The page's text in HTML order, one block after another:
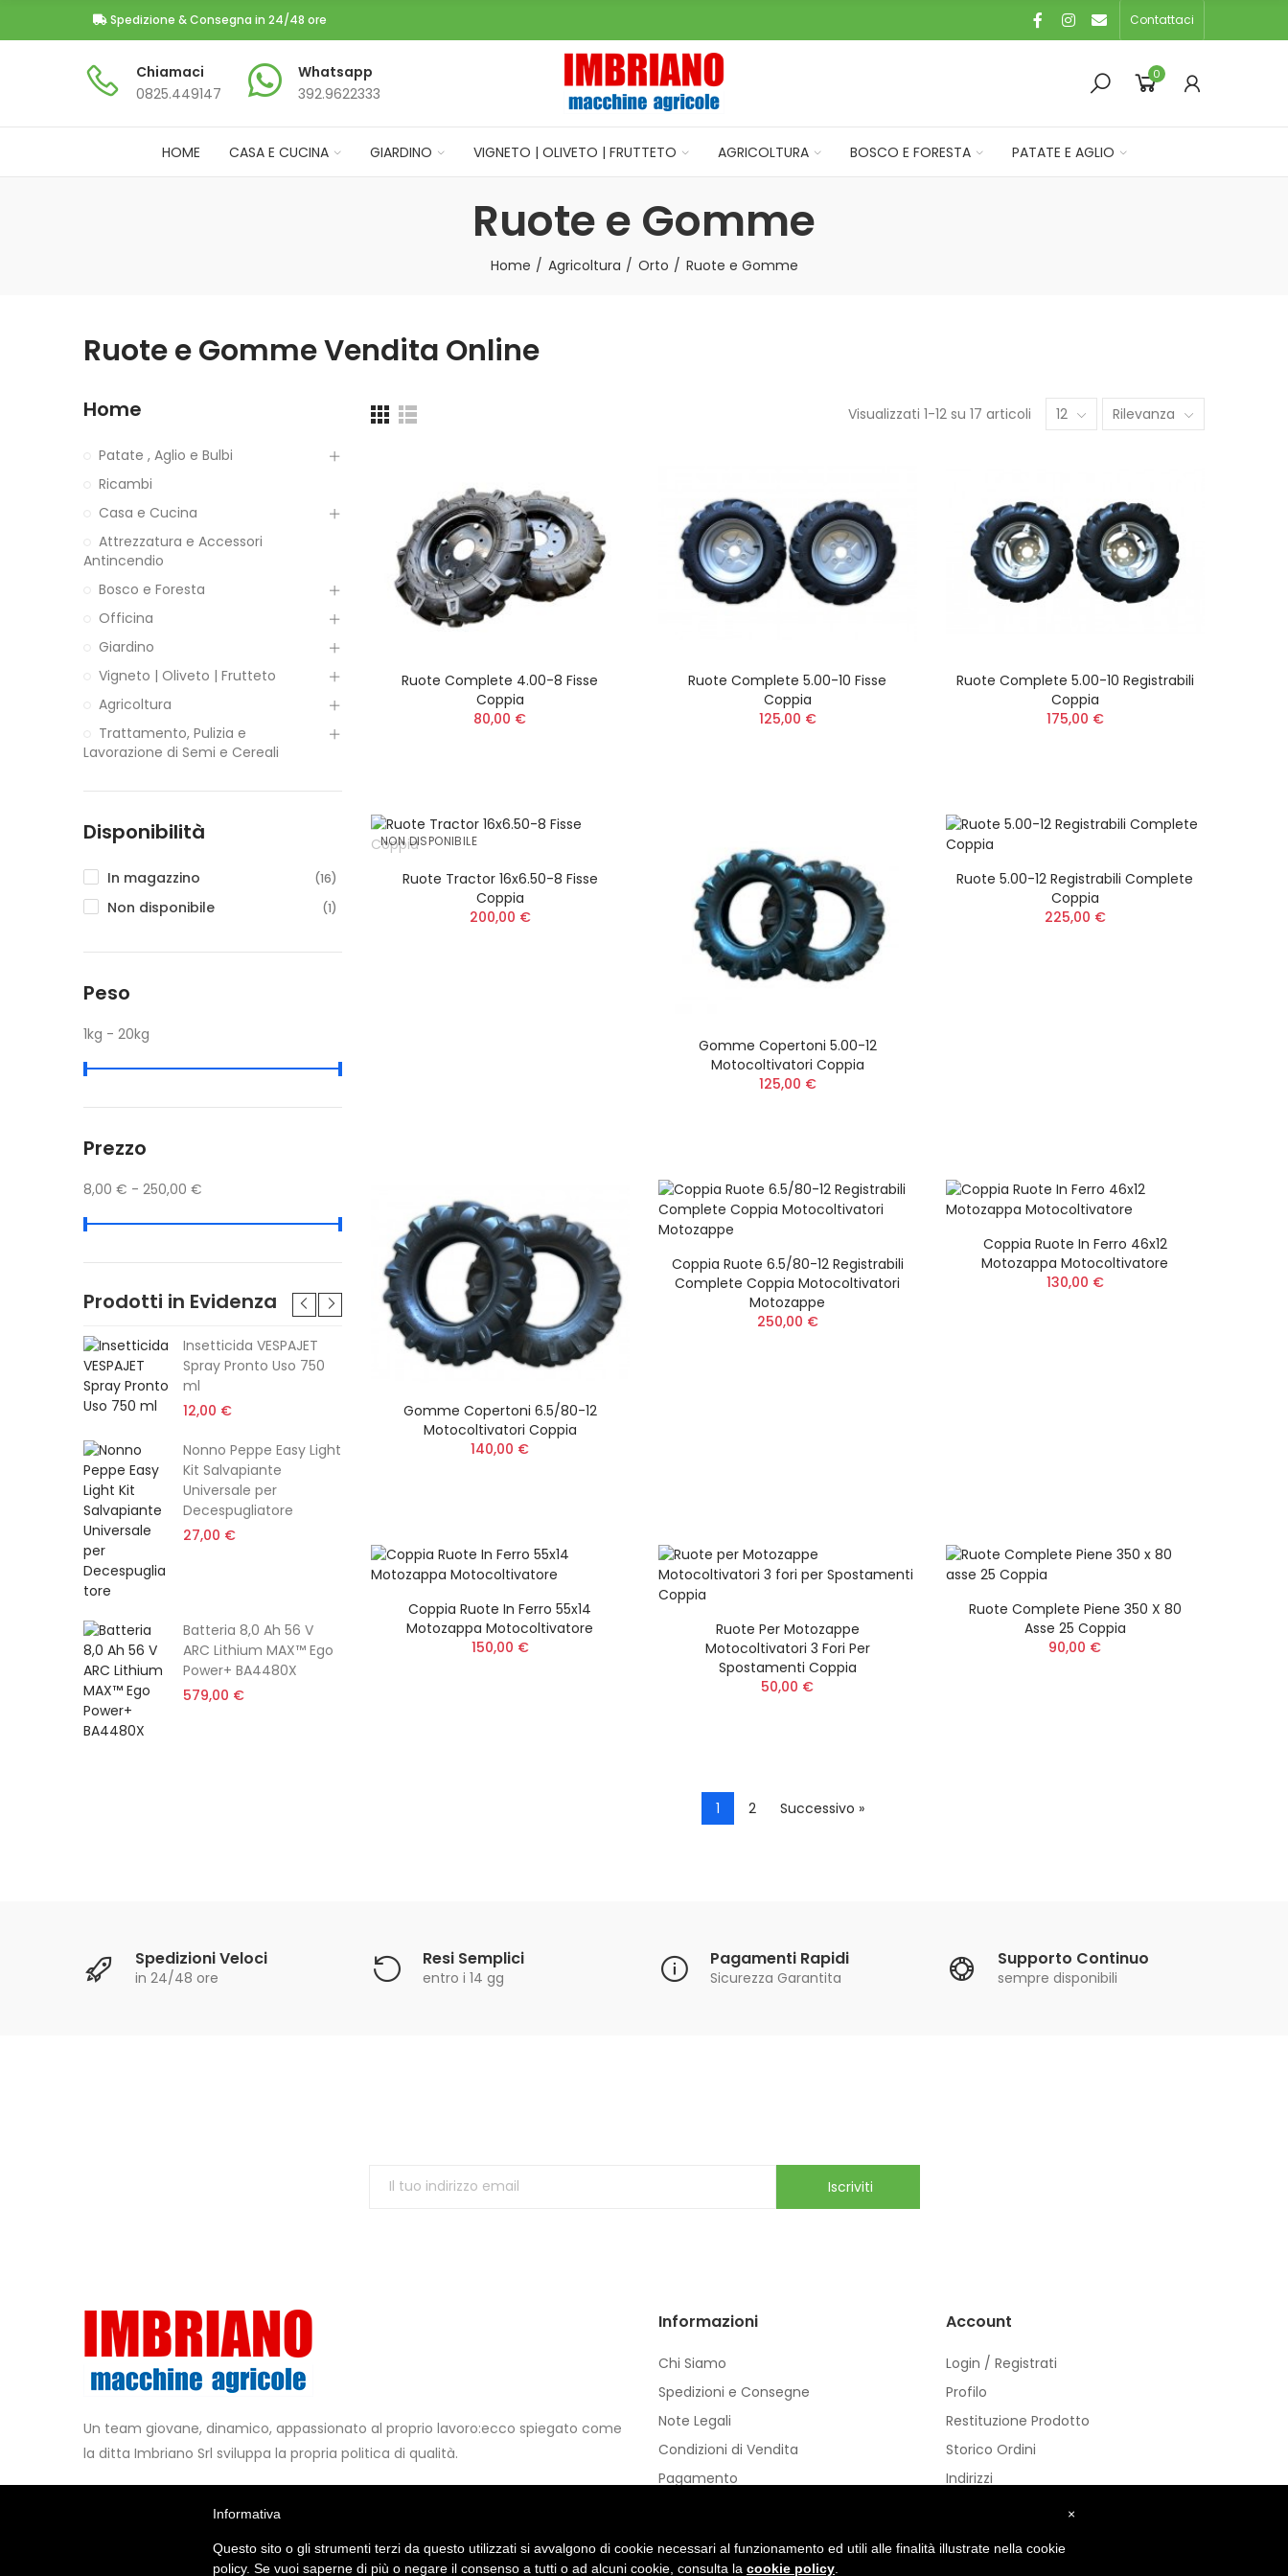
Spedizione & Consegna in 24/48 ore Contattaci
Chiamaci
0825.449147​
Whatsapp
392.9622333
0
HOME CASA E CUCINA GIARDINO VIGNETO | OLIVETO | FRUTTETO AGRICOLTURA BOSCO E FORESTA PATATE E AGLIO
Ruote e Gomme
Home Agricoltura Orto Ruote e Gomme
Ruote e Gomme Vendita Online
Visualizzati 1-12 su 17 articoli 12 Rilevanza
Ruote Complete 4.00-8 Fisse
Coppia
80,00 €
Ruote Complete 5.00-10 Fisse
Coppia
125,00 €
Ruote Complete 5.00-10 Registrabili
Coppia
175,00 €
NON DISPONIBILE
Ruote Tractor 16x6.50-8 Fisse
Coppia
200,00 €
Gomme Copertoni 5.00-12
Motocoltivatori Coppia
125,00 €
Ruote 5.00-12 Registrabili Complete
Coppia
225,00 €
Gomme Copertoni 6.5/80-12
Motocoltivatori Coppia
140,00 €
Coppia Ruote 6.5/80-12 Registrabili
Complete Coppia Motocoltivatori
Motozappe
250,00 €
Coppia Ruote In Ferro 46x12
Motozappa Motocoltivatore
130,00 €
Coppia Ruote In Ferro 55x14
Motozappa Motocoltivatore
150,00 €
Ruote Per Motozappe
Motocoltivatori 3 Fori Per
Spostamenti Coppia
50,00 €
Ruote Complete Piene 350 X 80
Asse 25 Coppia
90,00 €
1 2 Successivo »
Home
Patate , Aglio e Bulbi
Ricambi
Casa e Cucina
Attrezzatura e Accessori
Antincendio
Bosco e Foresta
Officina
Giardino
Vigneto | Oliveto | Frutteto
Agricoltura
Trattamento, Pulizia e
Lavorazione di Semi e Cereali
Disponibilità
In magazzino (16)
Non disponibile (1)
Peso
1kg - 20kg
Prezzo
8,00 € - 250,00 €
Prodotti in Evidenza
Insetticida VESPAJET
Spray Pronto Uso 750
ml
12,00 €
Nonno Peppe Easy Light
Kit Salvapiante
Universale per
Decespugliatore
27,00 €
Batteria 8,0 Ah 56 V
ARC Lithium MAX™ Ego
Power+ BA4480X
579,00 €
Komo Pietra Inferiore
Da 600 W Completa
Da 360 Watt Completa
60,00 €
27,00 €
Power+ BA4480X
579,00 €
Spedizioni Veloci
in 24/48 ore
Resi Semplici
entro i 14 gg
Pagamenti Rapidi
Sicurezza Garantita
Supporto Continuo
sempre disponibili
Iscriviti
Un team giovane, dinamico, appassionato al proprio lavoro:ecco spiegato come
la ditta Imbriano Srl sviluppa la propria politica di qualità.
+39 0825.449147
Informazioni
Chi Siamo
Spedizioni e Consegne
Note Legali
Condizioni di Vendita
Pagamento
Account
Login / Registrati
Profilo
Restituzione Prodotto
Storico Ordini
Indirizzi
×
Informativa
Questo sito o gli strumenti terzi da questo utilizzati si avvalgono di cookie necessari al funzionamento ed utili alle finalità illustrate nella cookie
policy. Se vuoi saperne di più o negare il consenso a tutti o ad alcuni cookie, consulta la cookie policy